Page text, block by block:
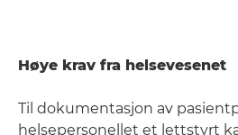
Høye krav fra helsevesenet
Til dokumentasjon av
helsepersonellet et lettstyrt